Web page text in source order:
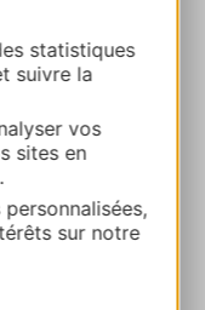
statistiques
suivre la
vos
sites en
sur notre
11500 QUILLAN